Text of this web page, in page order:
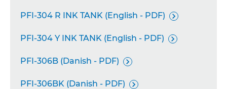
PFI-304 R INK TANK (English - PDF) 
PFI-304 Y INK TANK (English - PDF) 
PFI-306B (Danish - PDF) 
PFI-306BK (Danish - PDF) 